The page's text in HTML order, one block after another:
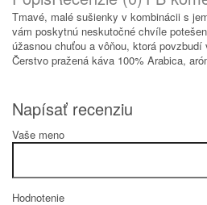
Tmavé, malé sušienky v kombinácii s
vám poskytnú neskutočné chvíle
úžasnou chuťou a vôňou, ktorá
Čerstvo pražená káva 100% Arabica,
Napísať recenziu
Vaše meno
Hodnotenie